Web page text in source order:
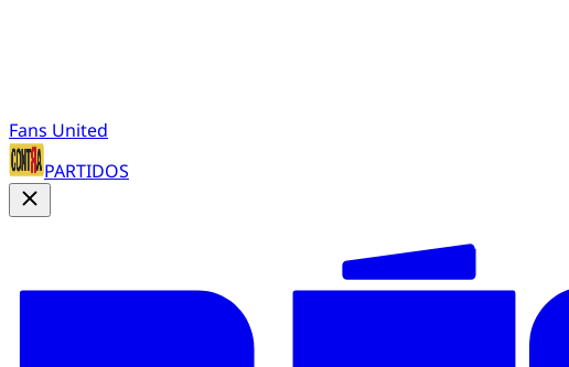
Fans United
PARTIDOS